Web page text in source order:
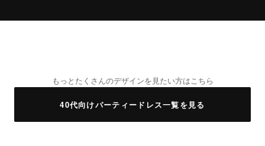
もっとたくさんのデザインを見たい方はこちら
40代向けパーティードレス一覧を見る